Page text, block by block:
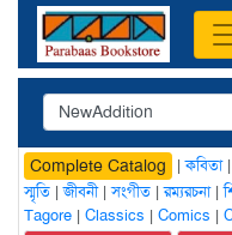
Complete Catalog |কবিতা
স্মৃতি |জীবনী|সংগীত |রম্যরচনা|
Tagore | Classics | Comics |